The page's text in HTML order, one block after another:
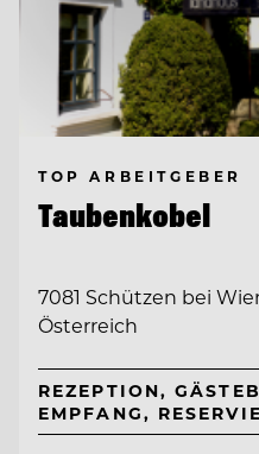
TOP ARBEITGEBER
Taubenkobel
7081 Schützen bei
Österreich
REZEPTION,
EMPFANG,